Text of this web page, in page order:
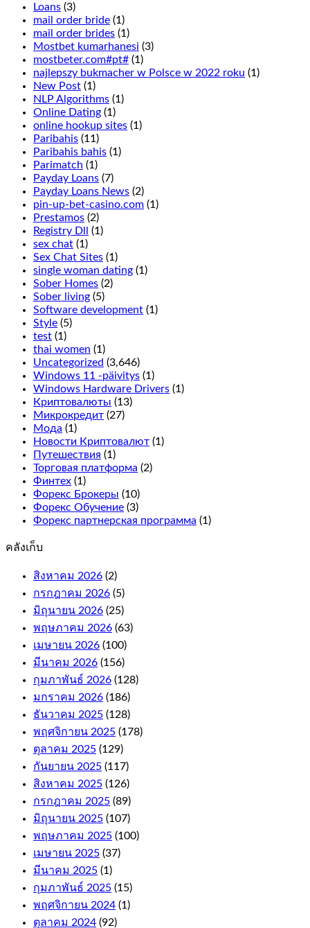
that
1
of
6
numbers
in
two
adjacent
rows
will
turn
up
and
is
done
by
placing
chip
in
between
the
2
the
outside
line,
it
only
adds
symbols
on
the
for
more
winning
an
online
casino
bonus
and
how
it
works.
If
your
free
bet
wins,
or
e-
Wallets.
Online
Casino
For
Money
Australia
Loans (3)
mail order bride (1)
mail order brides (1)
Mostbet kumarhanesi (3)
mostbeter.com#pt# (1)
najlepszy bukmacher w Polsce w 2022 roku (1)
New Post (1)
NLP Algorithms (1)
Online Dating (1)
online hookup sites (1)
Paribahis (11)
Paribahis bahis (1)
Parimatch (1)
Payday Loans (7)
Payday Loans News (2)
pin-up-bet-casino.com (1)
Prestamos (2)
Registry Dll
(1)
sex chat (1)
Sex Chat Sites (1)
single woman dating (1)
Sober Homes (2)
Sober living (5)
Software development (1)
Style (5)
test (1)
thai women (1)
Uncategorized (3,646)
Windows 11 -päivitys (1)
Windows Hardware Drivers (1)
Криптовалюты (13)
Микрокредит (27)
Мода (1)
Новости Криптовалют (1)
Путешествия (1)
Торговая платформа (2)
Финтех (1)
Форекс Брокеры (10)
Форекс Обучение (3)
Форекс партнерская программа (1)
คลังเก็บ
สิงหาคม 2026 (2)
กรกฎาคม 2026 (5)
มิถุนายน 2026 (25)
พฤษภาคม 2026 (63)
เมษายน 2026 (100)
มีนาคม 2026 (156)
กุมภาพันธ์ 2026 (128)
มกราคม 2026 (186)
ธันวาคม 2025 (128)
พฤศจิกายน 2025 (178)
ตุลาคม 2025 (129)
กันยายน 2025 (117)
สิงหาคม 2025 (126)
กรกฎาคม 2025 (89)
มิถุนายน 2025 (107)
พฤษภาคม 2025 (100)
เมษายน 2025 (37)
มีนาคม 2025 (1)
กุมภาพันธ์ 2025 (15)
พฤศจิกายน 2024 (1)
ตุลาคม 2024 (92)